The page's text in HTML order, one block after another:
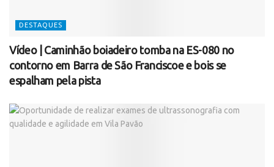
DESTAQUES
Vídeo | Caminhão boiadeiro tomba na ES-080 no
contorno em Barra de São Franciscoe e bois se
espalham pela pista